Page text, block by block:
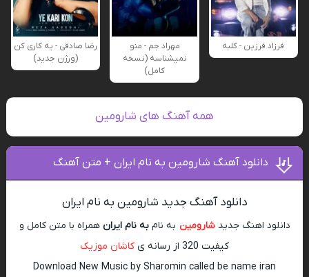
فرزاد فرزین - کلبه
مهراد جم - منو
نمیشناسه (نسخه
کامل)
رضا صادقی - یه کاری کن
(ورژن جدید)
همه آهنگ های شارومین
دانلود آهنگ شارومین به نام ایران + متن آهنگ
دانلود آهنگ جدید شارومین به نام ایران
دانلود اهنگ جدیدشارومین به نامبه نام ایران همراه با متن کامل و
کیفیت 320 از رسانه ی
کاشان موزیک
Download New Music by Sharomin called be name iran